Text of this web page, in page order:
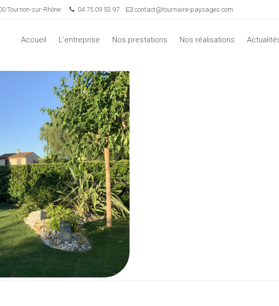
Tournon-sur-Rhône 04 75 09 53 97 contact@tournaire-paysages.com
Accueil L’entreprise Nos prestations Nos réalisations